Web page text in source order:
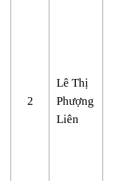
2
Lê Thị
Phượng
Liên